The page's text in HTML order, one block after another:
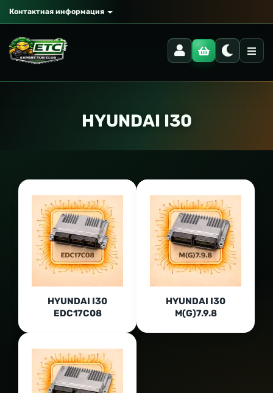
Контактная информация
HYUNDAI I30
HYUNDAI I30
EDC17C08
HYUNDAI I30
M(G)7.9.8